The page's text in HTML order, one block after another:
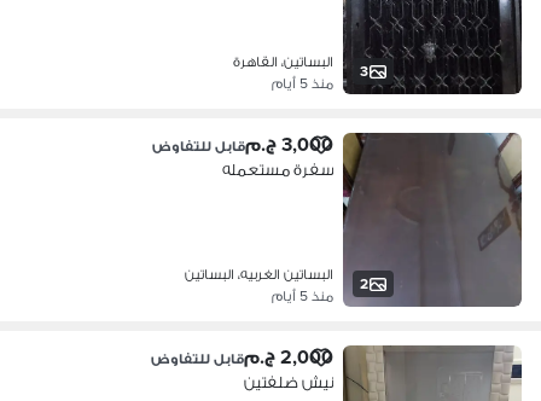
3
البساتين، القاهرة
منذ 5 أيام
2
3,000 ج.م قابل للتفاوض
سفرة مستعمله
البساتين الغربيه، البساتين
منذ 5 أيام
2,000 ج.م قابل للتفاوض
نيش ضلفتين